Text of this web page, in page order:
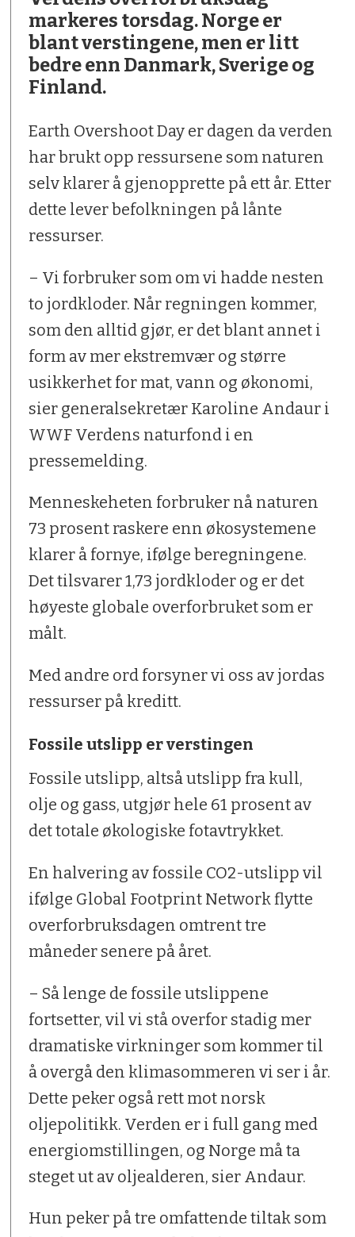
markeres torsdag. Norge er
blant verstingene, men er litt
bedre enn Danmark, Sverige og
Finland.
Earth Overshoot Day er dagen da verden
har brukt opp ressursene som naturen
selv klarer å gjenopprette på ett år. Etter
dette lever befolkningen på lånte
ressurser.
– Vi forbruker som om vi hadde nesten
to jordkloder. Når regningen kommer,
som den alltid gjør, er det blant annet i
form av mer ekstremvær og større
usikkerhet for mat, vann og økonomi,
sier generalsekretær Karoline Andaur i
WWF Verdens naturfond i en
pressemelding.
Menneskeheten forbruker nå naturen
73 prosent raskere enn økosystemene
klarer å fornye, ifølge beregningene.
Det tilsvarer 1,73 jordkloder og er det
høyeste globale overforbruket som er
målt.
Med andre ord forsyner vi oss av jordas
ressurser på kreditt.
Fossile utslipp er verstingen
Fossile utslipp, altså utslipp fra kull,
olje og gass, utgjør hele 61 prosent av
det totale økologiske fotavtrykket.
En halvering av fossile CO2-utslipp vil
ifølge Global Footprint Network flytte
overforbruksdagen omtrent tre
måneder senere på året.
– Så lenge de fossile utslippene
fortsetter, vil vi stå overfor stadig mer
dramatiske virkninger som kommer til
å overgå den klimasommeren vi ser i år.
Dette peker også rett mot norsk
oljepolitikk. Verden er i full gang med
energiomstillingen, og Norge må ta
steget ut av oljealderen, sier Andaur.
Hun peker på tre omfattende tiltak som